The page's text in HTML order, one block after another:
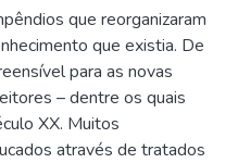
que reorganizaram
que existia. De
para as novas
– dentre os quais
XX. Muitos
através de tratados